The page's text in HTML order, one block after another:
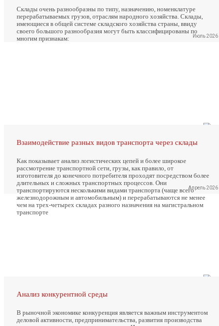
Склады очень разнообразны по типу, назначению, номенклатуре
перерабатываемых грузов, отраслям народного хозяйства. Склады,
имеющиеся в общей системе складского хозяйства страны, ввиду
своего большого разнообразия могут быть классифицированы по
многим признакам:
Июль 2026
Взаимодействие разных видов транспорта через склады
Как показывает анализ логистических цепей и более широкое
рассмотрение транспортной сети, грузы, как правило, от
изготовителя до конечного потребителя проходят посредством более
длительных и сложных транспортных процессов. Они
транспортируются несколькими видами транспорта (чаще всего
железнодорожным и автомобильным) и перерабатываются не менее
чем на трех-четырех складах разного назначения на магистральном
транспорте
Апрель 2026
Анализ конкурентной среды
В рыночной экономике конкуренция является важным инструментом
деловой активности, предпринимательства, развития производства